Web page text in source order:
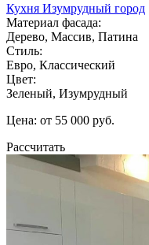
Кухня Изумрудный город
Материал фасада:
Дерево, Массив, Патина
Стиль:
Евро, Классический
Цвет:
Зеленый, Изумрудный
Цена: от 55 000 руб.
Рассчитать